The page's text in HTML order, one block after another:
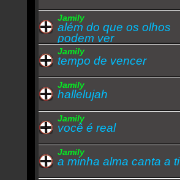
Jamily
além do que os olhos
podem ver
Jamily
tempo de vencer
Jamily
hallelujah
Jamily
você é real
Jamily
a minha alma canta a ti